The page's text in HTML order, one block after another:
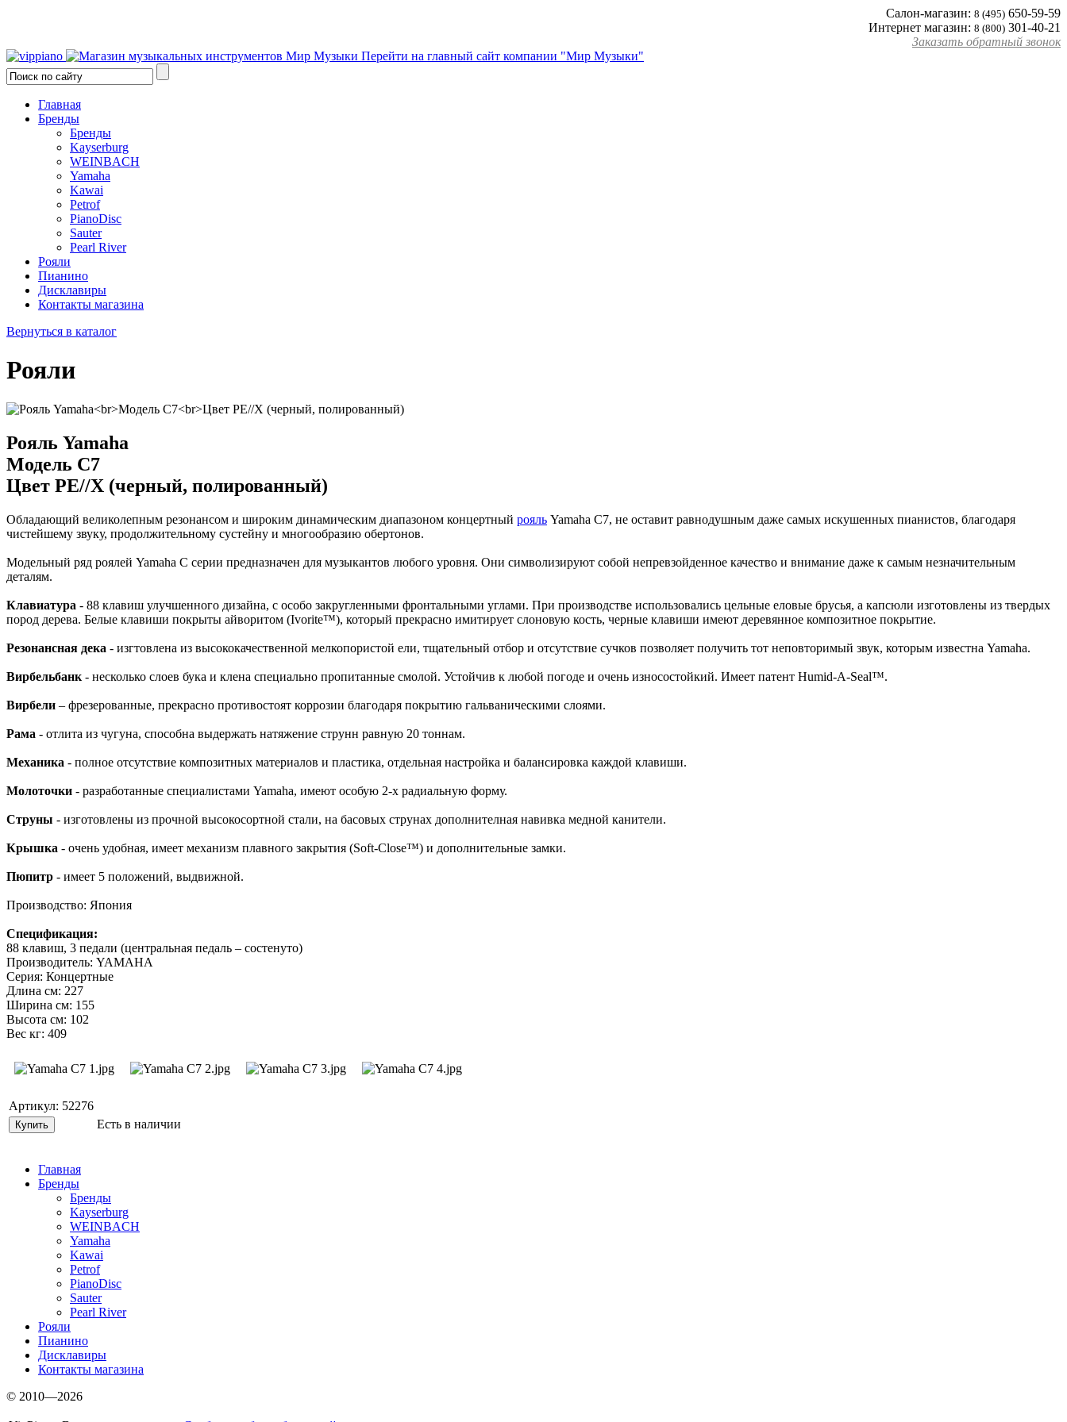
Cалон-магазин: 8 (495) 650-59-59
Интернет магазин: 8 (800) 301-40-21
Заказать обратный звонок
Перейти на главный сайт компании "Мир Музыки"
Главная
Бренды
Бренды
Kayserburg
WEINBACH
Yamaha
Kawai
Petrof
PianoDisc
Sauter
Pearl River
Рояли
Пианино
Дисклавиры
Контакты магазина
Вернуться в каталог
Рояли
Рояль Yamaha
Модель C7
Цвет PE//X (черный, полированный)
Обладающий великолепным резонансом и широким динамическим диапазоном концертный рояль Yamaha C7, не оставит равнодушным даже самых искушенных пианистов, благодаря
чистейшему звуку, продолжительному сустейну и многообразию обертонов.
Модельный ряд роялей Yamaha C серии предназначен для музыкантов любого уровня. Они символизируют собой непревзойденное качество и внимание даже к самым незначительным
деталям.
Клавиатура - 88 клавиш улучшенного дизайна, с особо закругленными фронтальными углами. При производстве использовались цельные еловые брусья, а капсюли изготовлены из твердых
пород дерева. Белые клавиши покрыты айворитом (Ivorite™), который прекрасно имитирует слоновую кость, черные клавиши имеют деревянное композитное покрытие.
Резонансная дека - изгтовлена из высококачественной мелкопористой ели, тщательный отбор и отсутствие сучков позволяет получить тот неповторимый звук, которым известна Yamaha.
Вирбельбанк - несколько слоев бука и клена специально пропитанные смолой. Устойчив к любой погоде и очень износостойкий. Имеет патент Humid-A-Seal™.
Вирбели – фрезерованные, прекрасно противостоят коррозии благодаря покрытию гальваническими слоями.
Рама - отлита из чугуна, способна выдержать натяжение струнн равную 20 тоннам.
Механика - полное отсутствие композитных материалов и пластика, отдельная настройка и балансировка каждой клавиши.
Молоточки - разработанные специалистами Yamaha, имеют особую 2-х радиальную форму.
Струны - изготовлены из прочной высокосортной стали, на басовых струнах дополнителная навивка медной канители.
Крышка - очень удобная, имеет механизм плавного закрытия (Soft-Close™) и дополнительные замки.
Пюпитр - имеет 5 положений, выдвижной.
Производство: Япония
Спецификация:
88 клавиш, 3 педали (центральная педаль – состенуто)
Производитель: YAMAHA
Серия: Концертные
Длина см: 227
Ширина см: 155
Высота см: 102
Вес кг: 409
Артикул: 52276
Есть в наличии
Главная
Бренды
Бренды
Kayserburg
WEINBACH
Yamaha
Kawai
Petrof
PianoDisc
Sauter
Pearl River
Рояли
Пианино
Дисклавиры
Контакты магазина
© 2010—2026